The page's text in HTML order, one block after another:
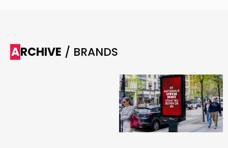
ARCHIVE / BRANDS